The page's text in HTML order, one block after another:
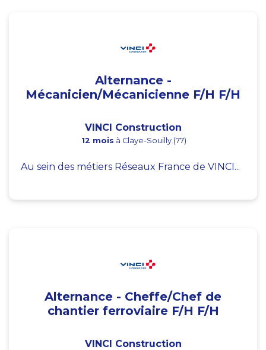
Alternance -
Mécanicien/Mécanicienne F/H F/H
VINCI Construction
12 mois à Claye-Souilly (77)
Au sein des métiers Réseaux France de VINCI...
Alternance - Cheffe/Chef de
chantier ferroviaire F/H F/H
VINCI Construction